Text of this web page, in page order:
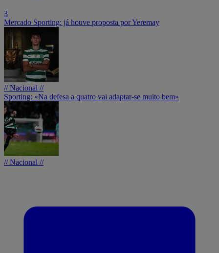
3
Mercado Sporting: já houve proposta por Yeremay
// Nacional //
Sporting: «Na defesa a quatro vai adaptar-se muito bem»
// Nacional //